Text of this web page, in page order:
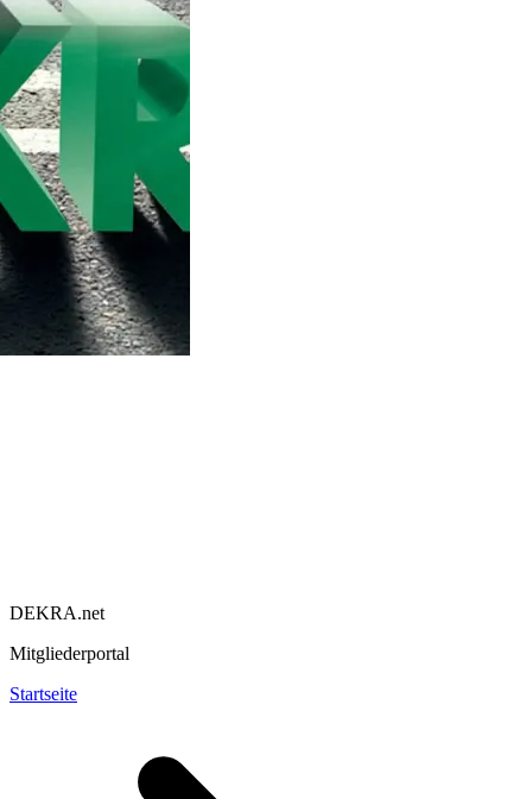
DEKRA.net
Mitgliederportal
Startseite